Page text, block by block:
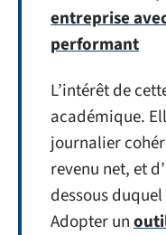
entreprise
performant
L’intérêt de
académique.
journalier
revenu net, et
dessous
Adopter un